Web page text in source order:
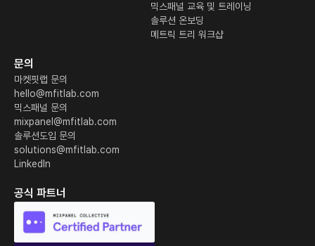
믹스패널 교육 및 트레이닝
솔루션 온보딩
메트릭 트리 워크샵
문의
마켓핏랩 문의
hello@mfitlab.com
믹스패널 문의
mixpanel@mfitlab.com
솔루션도입 문의
solutions@mfitlab.com
LinkedIn
공식 파트너